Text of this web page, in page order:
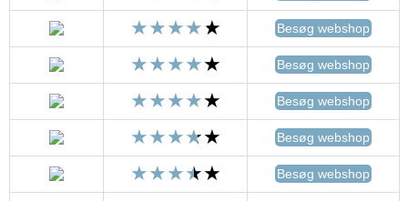
Besøg webshop
Besøg webshop
Besøg webshop
Besøg webshop
Besøg webshop